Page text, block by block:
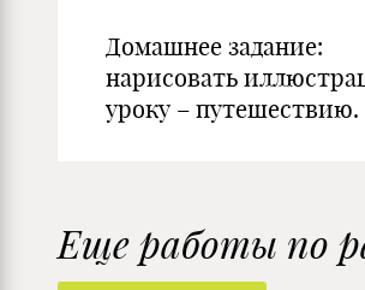
Домашнее задание:
нарисовать
уроку – путешествию.
Еще работы по